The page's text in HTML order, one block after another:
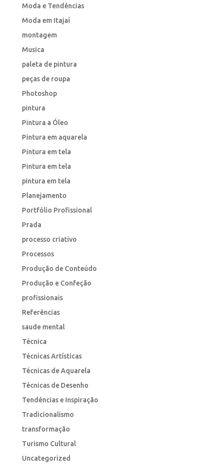
Moda e Tendências
Moda em Itajaí
montagem
Musica
paleta de pintura
peças de roupa
Photoshop
pintura
Pintura a Óleo
Pintura em aquarela
Pintura em tela
Pintura em tela
pintura em tela
Planejamento
Portfólio Profissional
Prada
processo criativo
Processos
Produção de Conteúdo
Produção e Confeção
profissionais
Referências
saude mental
Técnica
Técnicas Artísticas
Técnicas de Aquarela
Técnicas de Desenho
Tendências e Inspiração
Tradicionalismo
transformação
Turismo Cultural
Uncategorized